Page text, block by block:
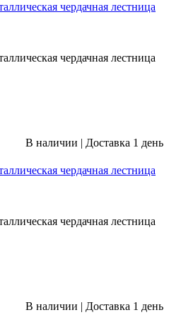
чердачная лестница
чердачная лестница
В наличии | Доставка 1 день
чердачная лестница
чердачная лестница
В наличии | Доставка 1 день